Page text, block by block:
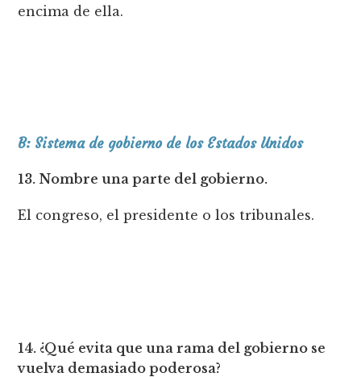
encima de ella.
B: Sistema de gobierno de los Estados Unidos
13. Nombre una parte del gobierno.
El congreso, el presidente o los tribunales.
14. ¿Qué evita que una rama del gobierno se
vuelva demasiado poderosa?